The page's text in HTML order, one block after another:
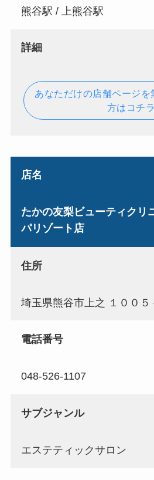
熊谷駅 / 上熊谷駅
詳細
あなただけの店舗ページを
方はコチラ
店名
たかの友梨ビューティクリ
パリゾート店
住所
埼玉県熊谷市上之 １００５
電話番号
048-526-1107
サブジャンル
エステティックサロン